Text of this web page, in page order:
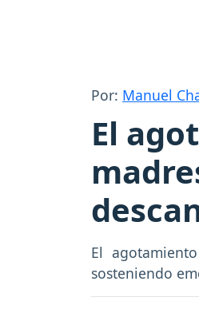
Por: Manuel
El
El
sosteniendo